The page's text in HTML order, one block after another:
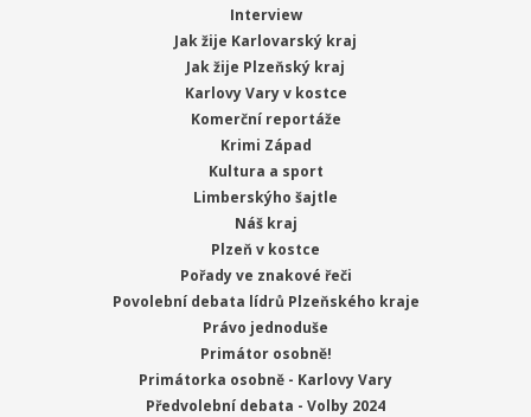
Interview
Jak žije Karlovarský kraj
Jak žije Plzeňský kraj
Karlovy Vary v kostce
Komerční reportáže
Krimi Západ
Kultura a sport
Limberskýho šajtle
Náš kraj
Plzeň v kostce
Pořady ve znakové řeči
Povolební debata lídrů Plzeňského kraje
Právo jednoduše
Primátor osobně!
Primátorka osobně - Karlovy Vary
Předvolební debata - Volby 2024